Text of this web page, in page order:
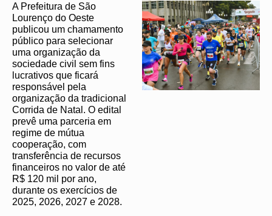
A Prefeitura de São
Lourenço do Oeste
publicou um chamamento
público para selecionar
uma organização da
sociedade civil sem fins
lucrativos que ficará
responsável pela
organização da tradicional
Corrida de Natal. O edital
prevê uma parceria em
regime de mútua
cooperação, com
transferência de recursos
financeiros no valor de até
R$ 120 mil por ano,
durante os exercícios de
2025, 2026, 2027 e 2028.